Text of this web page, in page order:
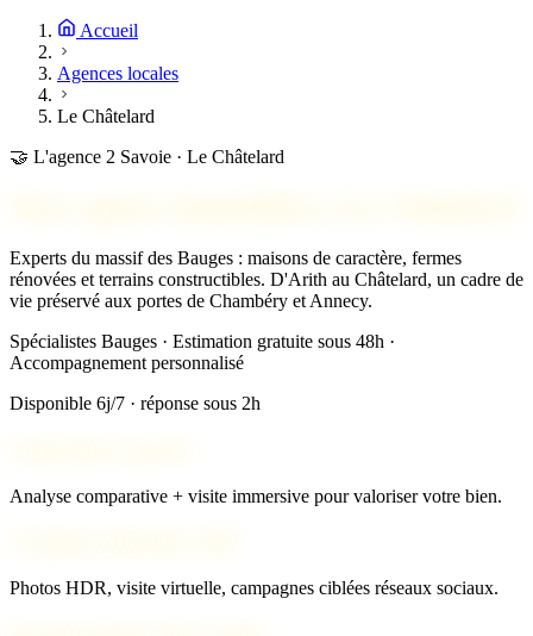
Accueil
Agences locales
Le Châtelard
🤝 L'agence 2 Savoie · Le Châtelard
Experts du massif des Bauges : maisons de caractère, fermes
rénovées et terrains constructibles. D'Arith au Châtelard, un cadre de
vie préservé aux portes de Chambéry et Annecy.
Spécialistes Bauges · Estimation gratuite sous 48h ·
Accompagnement personnalisé
Disponible 6j/7 · réponse sous 2h
Analyse comparative + visite immersive pour valoriser votre bien.
Photos HDR, visite virtuelle, campagnes ciblées réseaux sociaux.